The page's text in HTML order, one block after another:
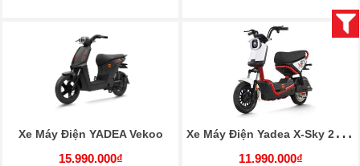
Xe Máy Điện YADEA Vekoo
15.990.000₫
X
e Máy Điện Yadea X-Sky 22Ah
11.990.000₫